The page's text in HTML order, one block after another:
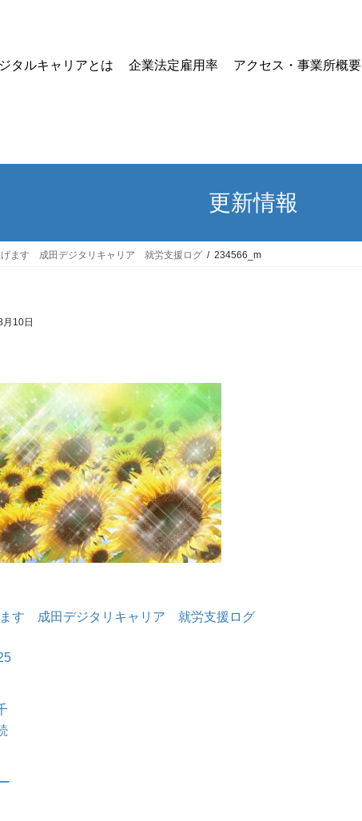
タルキャリアとは 企業法定雇用率 アクセス・事業所概要
更新情報
げます 成田デジタリキャリア 就労支援ログ 234566_m
10日
ます 成田デジタリキャリア 就労支援ログ